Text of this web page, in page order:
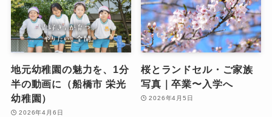
地元幼稚園の魅力を、1分
半の動画に（船橋市 栄光
幼稚園）
2026年4月6日
桜とランドセル・ご家族
写真｜卒業〜入学へ
2026年4月5日